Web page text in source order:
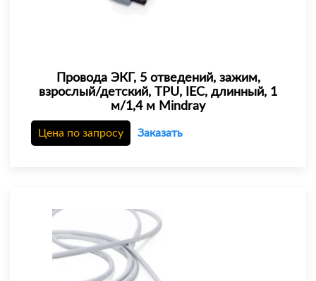
Провода ЭКГ, 5 отведений, зажим,
взрослый/детский, TPU, IEC, длинный, 1
м/1,4 м Mindray
Цена по запросу Заказать